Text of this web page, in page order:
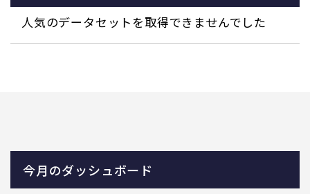
人気のデータセットを取得できませんでした
今月のダッシュボード